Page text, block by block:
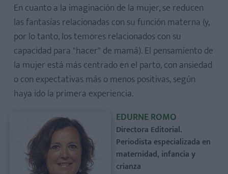
En cuanto a la imaginación de la mujer, se reducen
las fantasías relacionadas con su función materna (y,
por lo tanto, los temores relacionados con su
capacidad para "hacer" de mamá). El pensamiento de
la mujer está más centrado en el parto, con ansiedad
o con expectativas más o menos positivas, según
haya ido la primera experiencia.
EDURNE ROMO
Directora Editorial.
Periodista especializada en
maternidad, infancia y
crianza